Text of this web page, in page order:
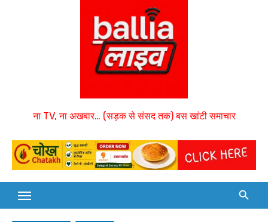
ना TV, ना अखबार… (सड़क से संसद तक) बस खांटी समाचार